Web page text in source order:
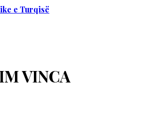
e Turqisë
VINCA